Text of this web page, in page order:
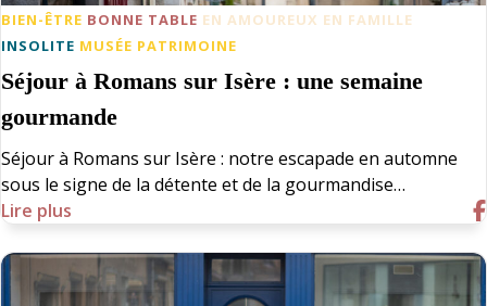
BIEN-ÊTRE BONNE TABLE EN AMOUREUX EN FAMILLE
INSOLITE MUSÉE PATRIMOINE
Séjour à Romans sur Isère : une semaine
gourmande
Séjour à Romans sur Isère : notre escapade en automne
sous le signe de la détente et de la gourmandise…
Lire plus